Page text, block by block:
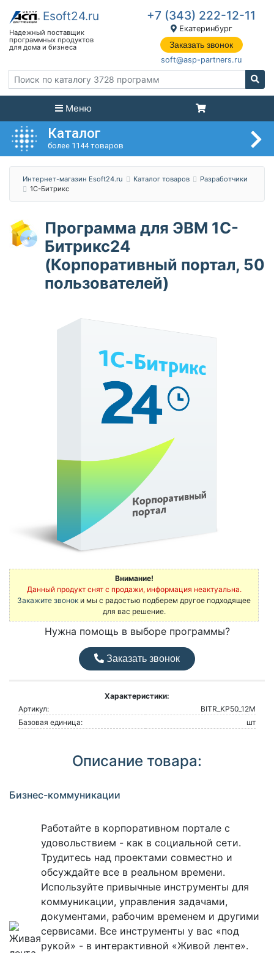
+7 (343) 222-12-11
Екатеринбург
Заказать звонок
soft@asp-partners.ru
Меню
Каталог
более 1144 товаров
Интернет-магазин Esoft24.ru Каталог товаров
Разработчики
1С-Битрикс
Программа для ЭВМ 1С-
Битрикс24
(Корпоративный портал, 50
пользователей)
Внимание!
Данный продукт снят с продажи, информация неактуальна.
Закажите звонок и мы с радостью подберем другое подходящее
для вас решение.
Нужна помощь в выборе программы?
Заказать звонок
Характеристики:
Артикул:
BITR_KP50_12M
Базовая единица:
шт
Описание товара:
Бизнес-коммуникации
Работайте в корпоративном портале с
удовольствием - как в социальной сети.
Трудитесь над проектами совместно и
обсуждайте все в реальном времени.
Используйте привычные инструменты для
коммуникации, управления задачами,
документами, рабочим временем и другими
сервисами. Все инструменты у вас «под
рукой» - в интерактивной «Живой ленте».